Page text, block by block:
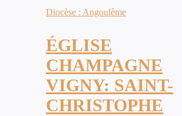
Diocèse : Angoulême
ÉGLISE
CHAMPAGNE
VIGNY: SAINT-
CHRISTOPHE